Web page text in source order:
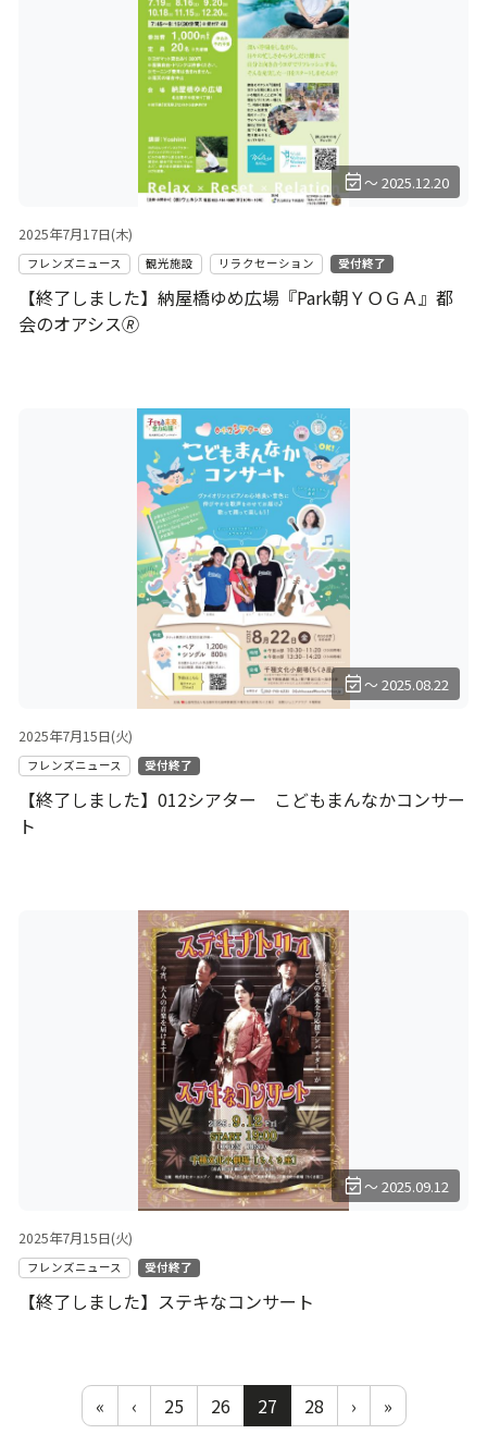
event_available～ 2025.12.20
2025年7月17日(木)
フレンズニュース 観光施設 リラクセーション 受付終了
【終了しました】納屋橋ゆめ広場『Park朝ＹＯＧＡ』都
会のオアシス🄬
event_available～ 2025.08.22
2025年7月15日(火)
フレンズニュース 受付終了
【終了しました】012シアター こどもまんなかコンサー
ト
event_available～ 2025.09.12
2025年7月15日(火)
フレンズニュース 受付終了
【終了しました】ステキなコンサート
« ‹ 25 26 27 28 › »